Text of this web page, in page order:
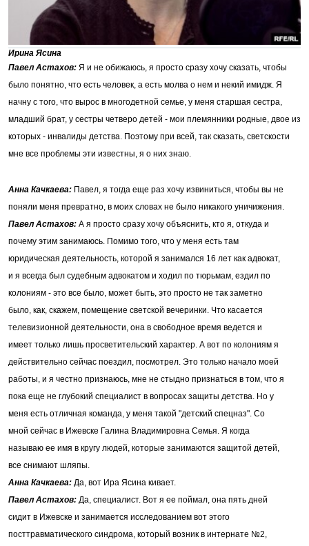
Ирина Ясина
Павел Астахов: Я и не обижаюсь, я просто сразу хочу сказать, чтобы
было понятно, что есть человек, а есть молва о нем и некий имидж. Я
начну с того, что вырос в многодетной семье, у меня старшая сестра,
младший брат, у сестры четверо детей - мои племянники родные, двое из
которых - инвалиды детства. Поэтому при всей, так сказать, светскости
мне все проблемы эти известны, я о них знаю.
Анна Качкаева: Павел, я тогда еще раз хочу извиниться, чтобы вы не
поняли меня превратно, в моих словах не было никакого уничижения.
Павел Астахов: А я просто сразу хочу объяснить, кто я, откуда и
почему этим занимаюсь. Помимо того, что у меня есть там
юридическая деятельность, которой я занимался 16 лет как адвокат,
и я всегда был судебным адвокатом и ходил по тюрьмам, ездил по
колониям - это все было, может быть, это просто не так заметно
было, как, скажем, помещение светской вечеринки. Что касается
телевизионной деятельности, она в свободное время ведется и
имеет только лишь просветительский характер. А вот по колониям я
действительно сейчас поездил, посмотрел. Это только начало моей
работы, и я честно признаюсь, мне не стыдно признаться в том, что я
пока еще не глубокий специалист в вопросах защиты детства. Но у
меня есть отличная команда, у меня такой "детский спецназ". Со
мной сейчас в Ижевске Галина Владимировна Семья. Я когда
называю ее имя в кругу людей, которые занимаются защитой детей,
все снимают шляпы.
Анна Качкаева: Да, вот Ира Ясина кивает.
Павел Астахов: Да, специалист. Вот я ее поймал, она пять дней
сидит в Ижевске и занимается исследованием вот этого
посттравматического синдрома, который возник в интернате №2,